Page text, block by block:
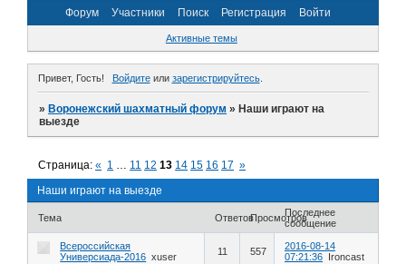
Форум Участники Поиск Регистрация Войти
Активные темы
Привет, Гость! Войдитеили зарегистрируйтесь.
»Воронежский шахматный форум »Наши играют на
выезде
Наши играют на выезде
Страница:« 1 … 11 12 13 14 15 16 17 »
Тема ОтветовПросмотровПоследнее
сообщение
Всероссийская
Универсиада-2016 xuser 11 557
2016-08-14
07:21:36
Ironcast